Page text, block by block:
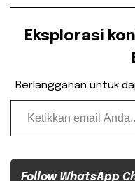
Eksplorasi
Berlangganan untuk
Ketikkan email Anda...
Follow WhatsApp